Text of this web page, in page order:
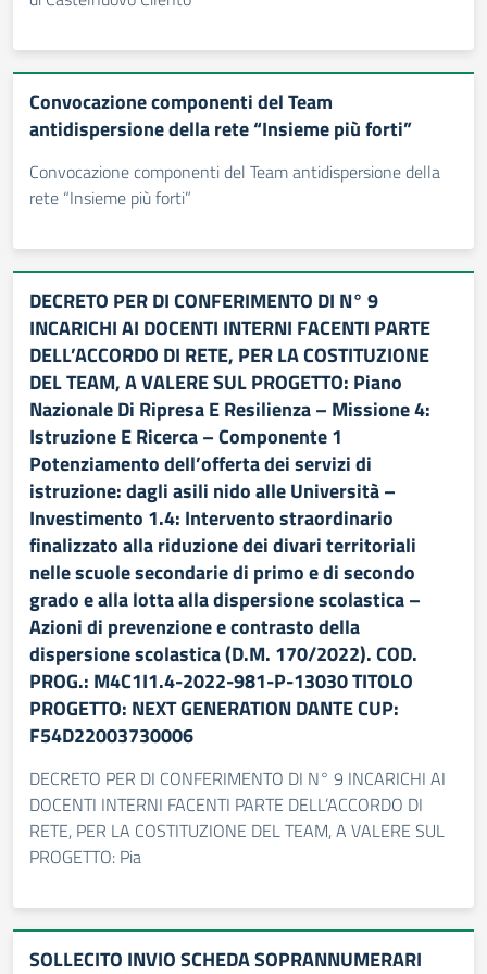
Convocazione componenti del Team
antidispersione della rete “Insieme più forti”
Convocazione componenti del Team antidispersione della
rete “Insieme più forti”
DECRETO PER DI CONFERIMENTO DI N° 9
INCARICHI AI DOCENTI INTERNI FACENTI PARTE
DELL’ACCORDO DI RETE, PER LA COSTITUZIONE
DEL TEAM, A VALERE SUL PROGETTO: Piano
Nazionale Di Ripresa E Resilienza – Missione 4:
Istruzione E Ricerca – Componente 1
Potenziamento dell’offerta dei servizi di
istruzione: dagli asili nido alle Università –
Investimento 1.4: Intervento straordinario
finalizzato alla riduzione dei divari territoriali
nelle scuole secondarie di primo e di secondo
grado e alla lotta alla dispersione scolastica –
Azioni di prevenzione e contrasto della
dispersione scolastica (D.M. 170/2022). COD.
PROG.: M4C1I1.4-2022-981-P-13030 TITOLO
PROGETTO: NEXT GENERATION DANTE CUP:
F54D22003730006
DECRETO PER DI CONFERIMENTO DI N° 9 INCARICHI AI
DOCENTI INTERNI FACENTI PARTE DELL’ACCORDO DI
RETE, PER LA COSTITUZIONE DEL TEAM, A VALERE SUL
PROGETTO: Pia
SOLLECITO INVIO SCHEDA SOPRANNUMERARI